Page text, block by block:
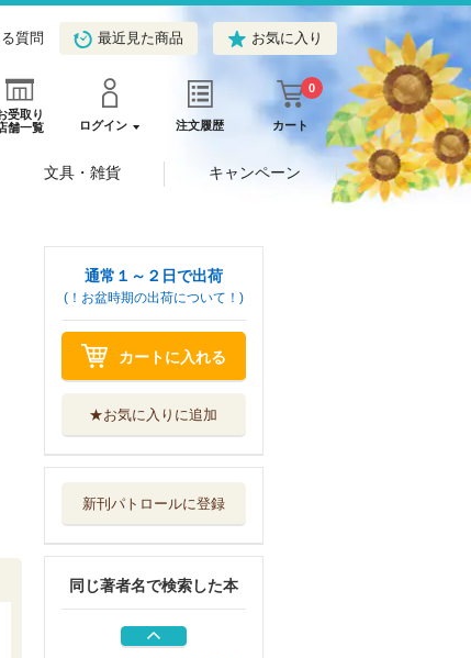
質問 最近見た商品 お気に入り
受取り
舗一覧
ログイン 注文履歴 カート
0
文具・雑貨 キャンペーン
通常１～２日で出荷
(！お盆時期の出荷について！)
カートに入れる
★お気に入りに追加
新刊パトロールに登録
同じ著者名で検索した本
戦闘メカザブング
ルアナザー・ゲ...
機動戦士ガンダム
ＫＡＤＯＫＡＷＡ
機動戦士ムーンガ
ンダム １６
ＫＡＤＯＫＡＷＡ